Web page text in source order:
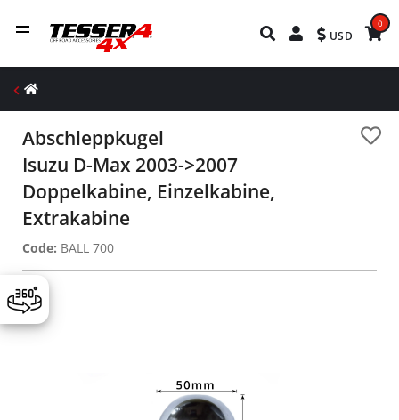
USD
0
Abschleppkugel
Isuzu D-Max 2003->2007
Doppelkabine, Einzelkabine,
Extrakabine
Code: BALL 700